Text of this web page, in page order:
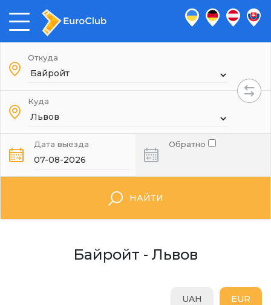
Откуда
Куда
Дата выезда Обратно
НАЙТИ
Байройт - Львов
EUR
UAH